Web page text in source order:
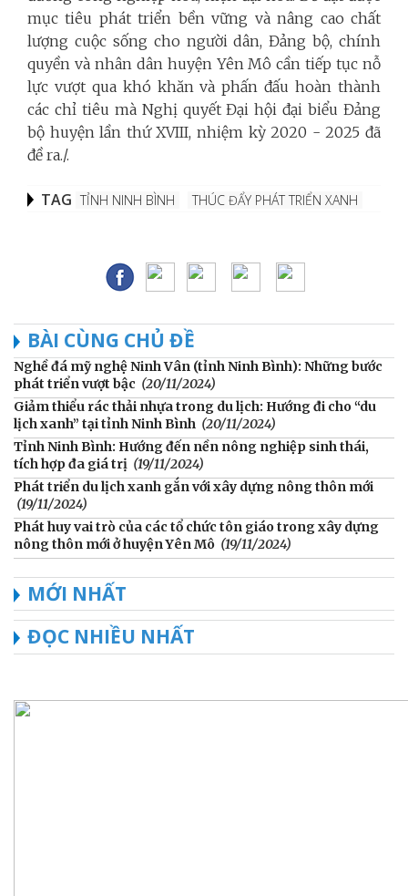
mục tiêu phát triển bền vững và nâng cao chất
lượng cuộc sống cho người dân, Đảng bộ, chính
quyền và nhân dân huyện Yên Mô cần tiếp tục nỗ
lực vượt qua khó khăn và phấn đấu hoàn thành
các chỉ tiêu mà Nghị quyết Đại hội đại biểu Đảng
bộ huyện lần thứ XVIII, nhiệm kỳ 2020 - 2025 đã
đề ra./.
TAG TỈNH NINH BÌNH THÚC ĐẨY PHÁT TRIỂN XANH
BÀI CÙNG CHỦ ĐỀ
Nghề đá mỹ nghệ Ninh Vân (tỉnh Ninh Bình): Những bước
phát triển vượt bậc (20/11/2024)
Giảm thiểu rác thải nhựa trong du lịch: Hướng đi cho “du
lịch xanh” tại tỉnh Ninh Bình (20/11/2024)
Tỉnh Ninh Bình: Hướng đến nền nông nghiệp sinh thái,
tích hợp đa giá trị (19/11/2024)
Phát triển du lịch xanh gắn với xây dựng nông thôn mới
(19/11/2024)
Phát huy vai trò của các tổ chức tôn giáo trong xây dựng
nông thôn mới ở huyện Yên Mô (19/11/2024)
MỚI NHẤT
ĐỌC NHIỀU NHẤT